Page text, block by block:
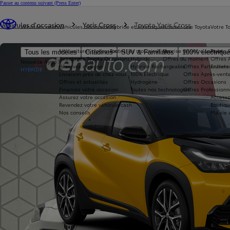
Passer au contenu suivant (Press Enter)
Véhicules neufs
Tous les modèles Citadines SUV & Familiales 100%
Nouvelle Aygo X
HYBRIDE
Véhicules d'occasion
Nos voitures d'occasion
Avantages Toyota Occasions
Réservez en ligne
Livraison près de chez vous
Offres et actualités
Financez votre occasion
Assurez votre occasion
Revendez votre véhicule cash
Nos conseils
Hybride et électrique
Toutes les motorisations
Hybride
Hybride Rechargeable
100% Électrique
Hydrogène
Toutes nos technologies
Acheter une Toyota
Reprise de votre voiture
Offres du moment
Offres Particuliers
Offres Après-
Offres Occasions
Offres
Votre
Toyota
Offres
Ma vie
Véhicules d'occasion Yaris Cross Toyota Yaris Cross